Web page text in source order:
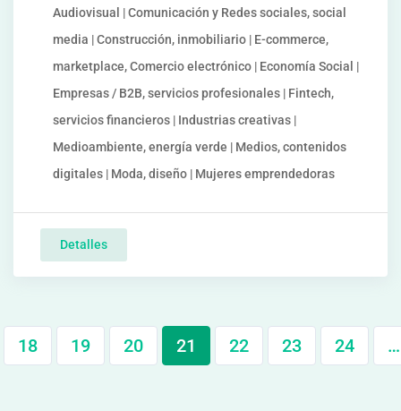
Audiovisual | Comunicación y Redes sociales, social
media | Construcción, inmobiliario | E-commerce,
marketplace, Comercio electrónico | Economía Social |
Empresas / B2B, servicios profesionales | Fintech,
servicios financieros | Industrias creativas |
Medioambiente, energía verde | Medios, contenidos
digitales | Moda, diseño | Mujeres emprendedoras
Detalles
18 19 20 21 22 23 24 …